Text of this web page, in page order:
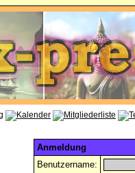
Anmeldung
Benutzername: